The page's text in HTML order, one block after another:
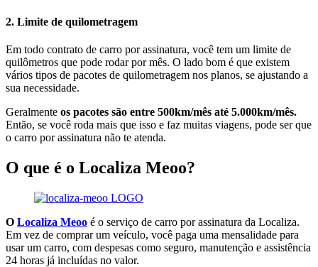
2. Limite de quilometragem
Em todo contrato de carro por assinatura, você tem um limite de
quilômetros que pode rodar por mês. O lado bom é que existem
vários tipos de pacotes de quilometragem nos planos, se ajustando a
sua necessidade.
Geralmente os pacotes são entre 500km/mês até 5.000km/mês.
Então, se você roda mais que isso e faz muitas viagens, pode ser que
o carro por assinatura não te atenda.
O que é o Localiza Meoo?
O Localiza Meoo é o serviço de carro por assinatura da Localiza.
Em vez de comprar um veículo, você paga uma mensalidade para
usar um carro, com despesas como seguro, manutenção e assistência
24 horas já incluídas no valor.